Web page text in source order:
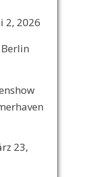
2, 2026
23,